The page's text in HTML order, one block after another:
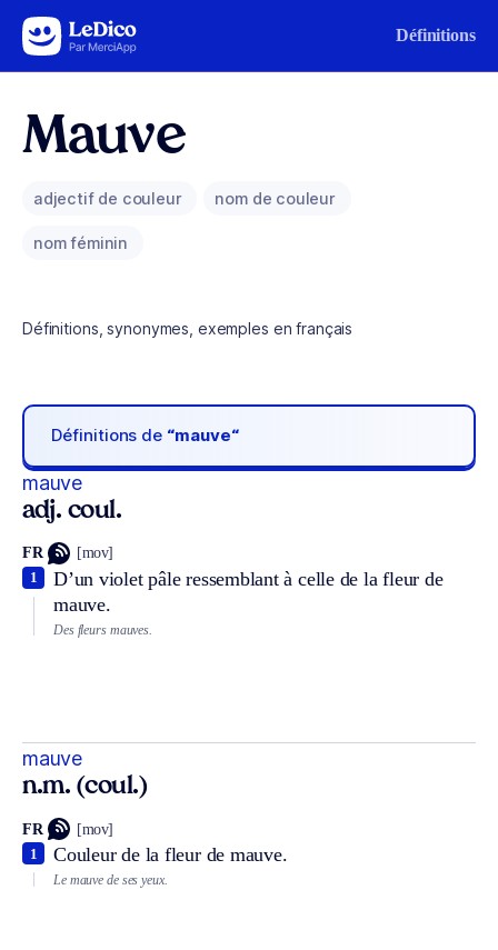
Aller au contenu Définitions
Mauve
adjectif de couleur nom de couleur
nom féminin
Définitions, synonymes, exemples en français
Définitions de “mauve“
mauve
adj. coul.
FR [mov]
D’un violet pâle ressemblant à celle de la fleur de
mauve.
1
Des fleurs mauves.
mauve
n.m. (coul.)
FR [mov]
Couleur de la fleur de mauve.
1
Le mauve de ses yeux.